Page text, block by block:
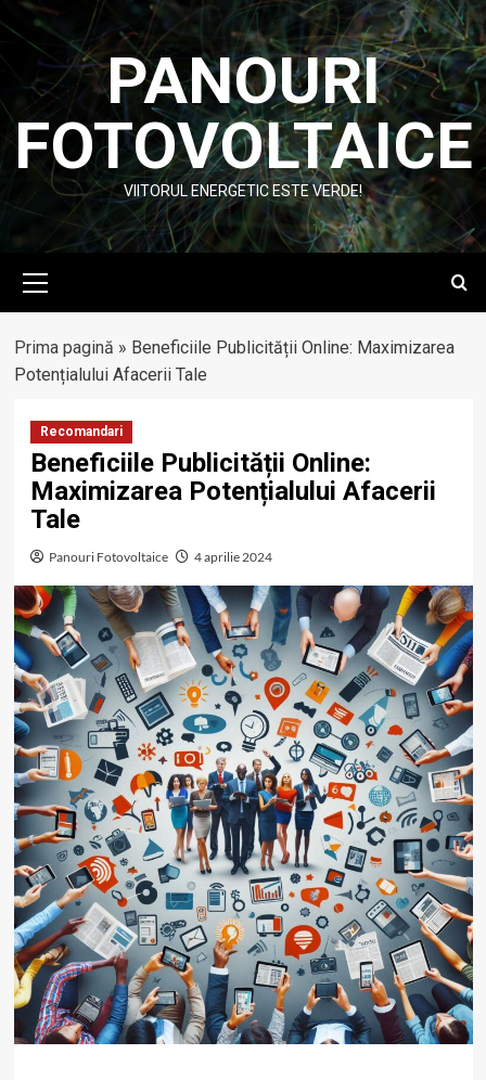
Skip
to
content
PANOURI
FOTOVOLTAICE
VIITORUL ENERGETIC ESTE VERDE!
Menu
Prima pagină » Beneficiile Publicității Online: Maximizarea
Potențialului Afacerii Tale
Recomandari
Beneficiile Publicității Online:
Maximizarea Potențialului Afacerii
Tale
Panouri Fotovoltaice 4 aprilie 2024